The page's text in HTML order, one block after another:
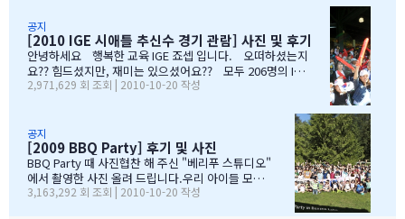
들은 댓글로 남겨주시면, 카톡 혹은 메일로 보내드리겠습니다. 감
사합니다.…
선택이였는데......추천 받은 세 군 데 중에서 선택한 IGE.....서비스
마인드가 확실하고 고객을 끝까지 책임질 줄 아는 회사였습니다.한
국 학생이 적은 웨스트 벤쿠버. 그리고 정 사장님이 추천해주신 caulf
eild.....최고의 선택이였습니다. 아이들은 지난 주 부터 계속 farew
ell party입니다.지난 주에 큰애는 6학년 남자 애들 모두 모여서 이번
에 떠나는 한국 아이 2명을 위한 피자파티에 참석하였고 이번 주는 6
학년 아이들끼리 노벤에 있는 레이저텍에서 번개 모임을 하고 놀다가
왔습니다.둘째는 친했던 친구들 집에 초대를 받아서 4명의 친구와 돌
아가면서 sleep over하느라 집에 들어오질 않습니…
공지
[2010 IGE 시애틀 추신수 경기 관람] 사진 및 후기
안녕하세요 행복한 교육 IGE 죠셉 입니다. 오떠하셨는지
요?? 힘드셨지만, 재미는 있으셨어요?? 모두 206명의 IGE
가족분들이 참석하셨으며, 무사히 이벤트 마무리되었습니
습니다. 감사합니다...꾸벅!!! 이른 아침부터 준비하시고,
국경에서 장작 3시간동안 시간이 걸리셨고....오마이갓~!!!
그래두 미국땅은 밟아보았죠~~추신수도 보고~~야구경기도
보고~~~따뜻한 햇빛아래에서 시원한 맥주도....ㅋㅋㅋ ^^
아버님/어머님들의 여유스러운 모습에 저 또한 신나드라고
요~~~응원도 힘차게 하며...단지 추신수 선수가 뒷 돌아보지
않아서 아쉬웠지만...........( 쫌~~ 뒤를 돌아보고 손 한번 흔
2,971,629 회 조회 | 2010-10-20 작성
공지
[2009 BBQ Party] 후기 및 사진
BBQ Party 때 사진협찬 해 주신 "베리푸 스튜디오"
에서 촬영한 사진 올려 드립니다.우리 아이들 모
습 잘 찾아 보세요..혹시나 빠진 가족이 있더라도 용
3,163,292 회 조회 | 2010-10-20 작성